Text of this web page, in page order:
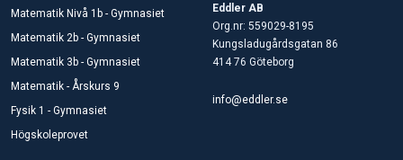
Matematik Nivå 1b - Gymnasiet
Matematik 2b - Gymnasiet
Matematik 3b - Gymnasiet
Matematik - Årskurs 9
Fysik 1 - Gymnasiet
Högskoleprovet
Eddler AB
Org.nr: 559029-8195
Kungsladugårdsgatan 86
414 76 Göteborg
info@eddler.se